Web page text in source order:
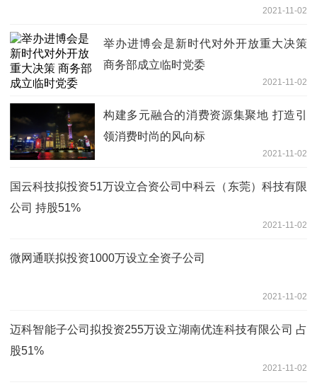
2021-11-02
举办进博会是新时代对外开放重大决策
商务部成立临时党委
2021-11-02
构建多元融合的消费资源集聚地 打造引
领消费时尚的风向标
2021-11-02
国云科技拟投资51万设立合资公司中科云（东莞）科技有限
公司 持股51%
2021-11-02
微网通联拟投资1000万设立全资子公司
2021-11-02
迈科智能子公司拟投资255万设立湖南优连科技有限公司 占
股51%
2021-11-02